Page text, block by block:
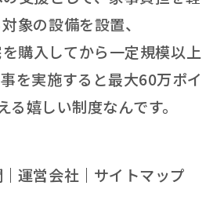
象の設備を設置、
購入してから一定規模以上
を実施すると最大60万ポイ
る嬉しい制度なんです。
運営会社 サイトマップ